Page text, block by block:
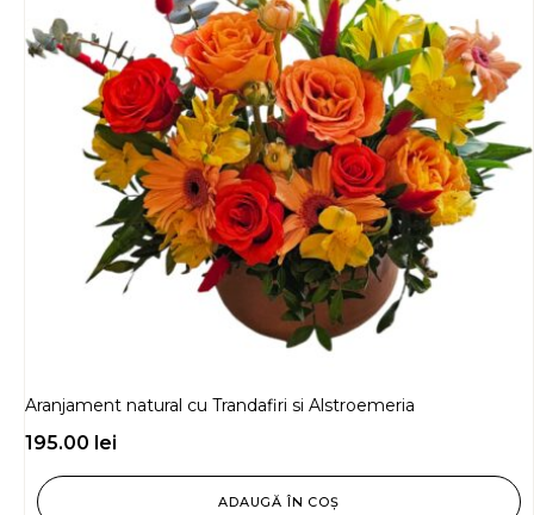
Aranjament natural cu Trandafiri si Alstroemeria
195.00 lei
ADAUGĂ ÎN COȘ